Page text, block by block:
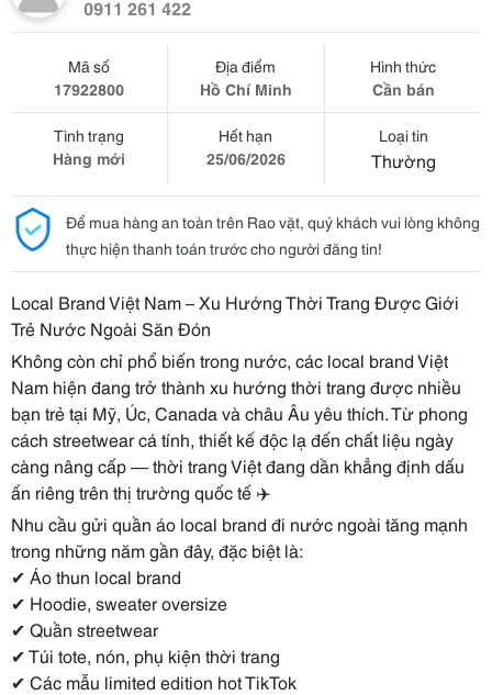
0911 261 422
Mã số
17922800
Địa điểm
Hồ Chí Minh
Hình thức
Cần bán
Tình trạng
Hàng mới
Hết hạn
25/06/2026
Loại tin
Thường
Để mua hàng an toàn trên Rao vặt, quý khách vui lòng không
thực hiện thanh toán trước cho người đăng tin!
Local Brand Việt Nam – Xu Hướng Thời Trang Được Giới
Trẻ Nước Ngoài Săn Đón
Không còn chỉ phổ biến trong nước, các local brand Việt
Nam hiện đang trở thành xu hướng thời trang được nhiều
bạn trẻ tại Mỹ, Úc, Canada và châu Âu yêu thích. Từ phong
cách streetwear cá tính, thiết kế độc lạ đến chất liệu ngày
càng nâng cấp — thời trang Việt đang dần khẳng định dấu
ấn riêng trên thị trường quốc tế ✈️
Nhu cầu gửi quần áo local brand đi nước ngoài tăng mạnh
trong những năm gần đây, đặc biệt là:
✔ Áo thun local brand
✔ Hoodie, sweater oversize
✔ Quần streetwear
✔ Túi tote, nón, phụ kiện thời trang
✔ Các mẫu limited edition hot TikTok